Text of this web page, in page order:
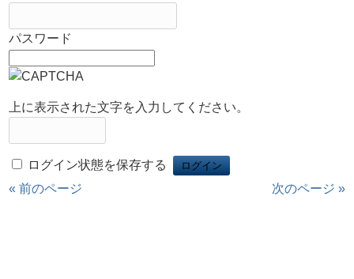
パスワード
上に表示された文字を入力してください。
ログイン状態を保存する
« 前のページ
次のページ »